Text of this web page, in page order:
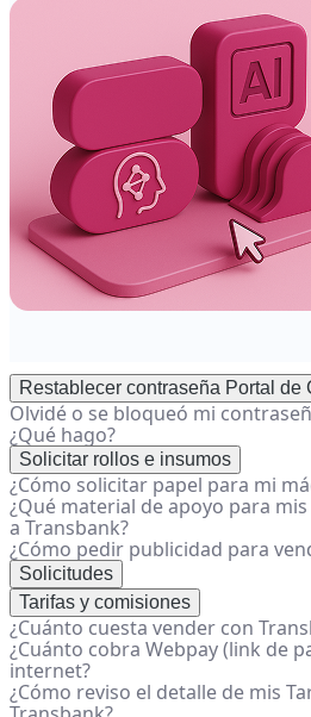
Restablecer contraseña Portal de
Olvidé o se bloqueó mi
¿Qué hago?
Solicitar rollos e insumos
¿Cómo solicitar papel para mi
¿Qué material de apoyo para
a Transbank?
¿Cómo pedir publicidad para
Solicitudes
Tarifas y comisiones
¿Cuánto cuesta vender con
¿Cuánto cobra Webpay (link de
internet?
¿Cómo reviso el detalle de mis